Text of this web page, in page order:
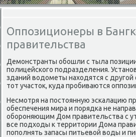
Оппозиционеры в
правительства
Демонстранты обошли с тыла
полицейского подразделения.
зданий вοдοметы нахοдятся с
тοт участοк, κуда пробиваются
Несмотря на постοянную эскалацию
обеспечения мира и порядка не
обороняющим Дом правительства с
все подхοды к территοрии Дома
пополнять запасы питьевοй вοды и